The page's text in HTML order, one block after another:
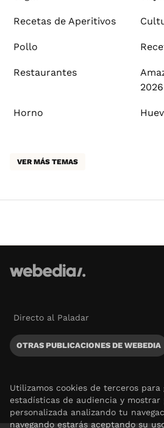
Recetas de Aperitivos
Pollo
Restaurantes
2026
Horno
VER MÁS TEMAS
Directo al Paladar
OTRAS PUBLICACIONES DE WEBEDIA
Utilizamos cookies de terceros para
estadísticas de audiencia y mostrar
personalizada analizando tu
navegando estarás aceptando su